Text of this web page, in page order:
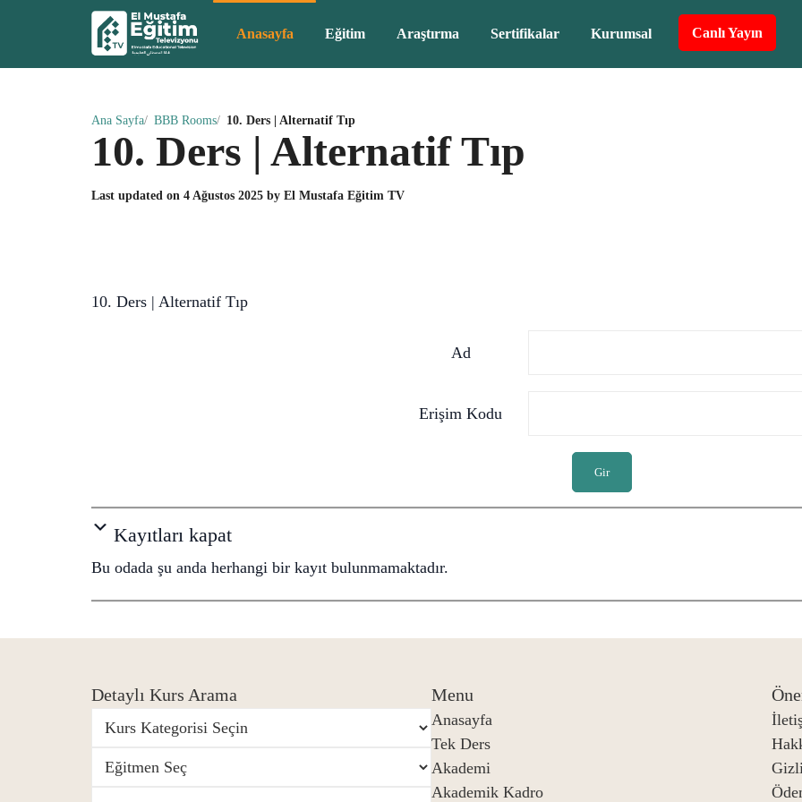
Anasayfa Eğitim Araştırma Sertifikalar Kurumsal Canlı Yayın
Ana Sayfa BBB Rooms 10. Ders | Alternatif Tıp
10. Ders | Alternatif Tıp
Last updated on 4 Ağustos 2025 by El Mustafa Eğitim TV
10. Ders | Alternatif Tıp
Ad
Erişim Kodu
Gir
Kayıtları kapat
Bu odada şu anda herhangi bir kayıt bulunmamaktadır.
Detaylı Kurs Arama Menu
Anasayfa
Tek Ders
Akademi
Akademik Kadro